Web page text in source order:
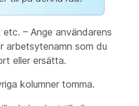
etc. – Ange användarens
arbetsytenamn som du
eller ersätta.
kolumner tomma.